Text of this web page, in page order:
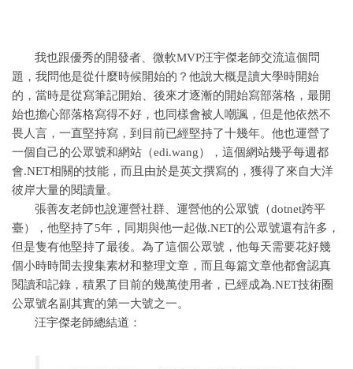
我也跟優秀的開發者、微軟MVP汪宇傑老師交流這個問
題，我問他是從什麼時候開始的？他說大概是讀大學時開始
的，當時是從寫筆記開始、後來才逐漸的開始寫部落格，最開
始也擔心部落格寫得不好，也同樣會被人嘲諷，但是他依然不
畏人言，一直堅持寫，到目前已經堅持了十幾年。他也運營了
一個自己的公眾號和網站（edi.wang），這個網站幾乎每週都
會.NET相關的技能，而且由於是英文撰寫的，獲得了來自大洋
彼岸大量的閱讀量。
張善友老師也說運營社群、運營他的公眾號（dotnet跨平
臺），他堅持了5年，同期與他一起做.NET的公眾號還有許多，
但是隻有他堅持了最後。為了這個公眾號，他每天需要花好幾
個小時時間去搜集素材和整理文章，而且每篇文章他都會認真
閱讀和記錄，積累了目前的幾萬使用者，已經成為.NET技術圈
公眾號名副其實的第一大號之一。
汪宇傑老師總結道：